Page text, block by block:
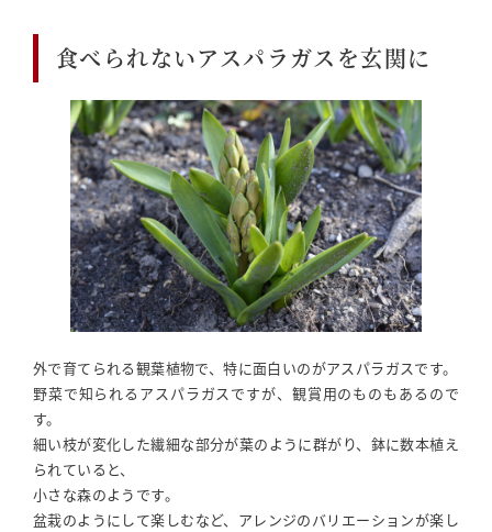
食べられないアスパラガスを玄関に
外で育てられる観葉植物で、特に面白いのがアスパラガスです。
野菜で知られるアスパラガスですが、観賞用のものもあるので
す。
細い枝が変化した繊細な部分が葉のように群がり、鉢に数本植え
られていると、
小さな森のようです。
盆栽のようにして楽しむなど、アレンジのバリエーションが楽し